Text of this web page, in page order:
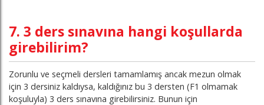
7. 3 ders sınavına hangi koşullarda
girebilirim?
Zorunlu ve seçmeli dersleri tamamlamış ancak mezun olmak
için 3 dersiniz kaldıysa, kaldığınız bu 3 dersten (F1 olmamak
koşuluyla) 3 ders sınavına girebilirsiniz. Bunun için